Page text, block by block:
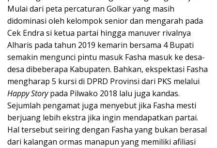
Mulai dari peta percaturan Golkar yang masih
didominasi oleh kelompok senior dan mengarah pada
Cek Endra si ketua partai hingga manuver rivalnya
Alharis pada tahun 2019 kemarin bersama 4 Bupati
semakin mengunci pintu masuk Fasha masuk ke desa-
desa dibeberapa Kabupaten. Bahkan, ekspektasi Fasha
mengharap 5 kursi di DPRD Provinsi dari PKS melalui
Happy Storypada Pilwako 2018 lalu juga kandas.
Sejumlah pengamat juga menyebut jika Fasha mesti
berjuang lebih ekstra jika ingin mendapatkan partai.
Hal tersebut seiring dengan Fasha yang bukan berasal
dari kalangan ormas manapun yang memiliki afiliasi